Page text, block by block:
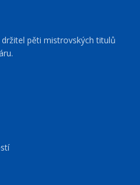
pěti mistrovských titulů